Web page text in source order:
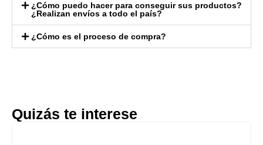
¿Cómo puedo hacer para conseguir sus productos?
¿Realizan envíos a todo el país?
¿Cómo es el proceso de compra?
Quizás te interese